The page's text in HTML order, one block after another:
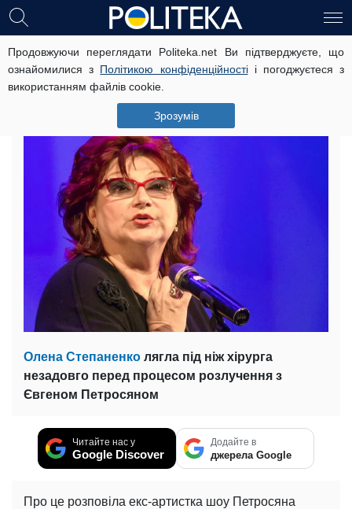
Продовжуючи переглядати Politeka.net Ви підтверджуєте, що
ознайомилися з Політикою конфіденційностіі погоджуєтеся з
використанням файлів cookie.
Зрозумів
Степаненко зробили операцію: що
сталося з дружиною Петросяна
Олена Степаненко лягла під ніж хірурга
незадовго перед процесом розлучення з
Євгеном Петросяном
Читайте нас у
Google Discover
Додайте в
джерела Google
Про це розповіла екс-артистка шоу Петросяна